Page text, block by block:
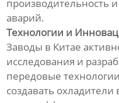
производительность
аварий.
Технологии и
Заводы в Китае
исследования и
передовые
создавать